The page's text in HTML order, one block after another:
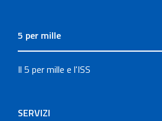
5 per mille
Il 5 per mille e l'ISS
SERVIZI